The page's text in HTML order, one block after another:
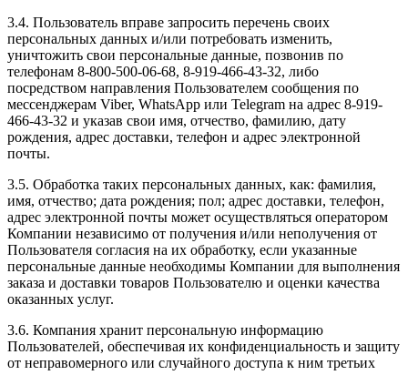
3.4. Пользователь вправе запросить перечень своих
персональных данных и/или потребовать изменить,
уничтожить свои персональные данные, позвонив по
телефонам 8-800-500-06-68, 8-919-466-43-32, либо
посредством направления Пользователем сообщения по
мессенджерам Viber, WhatsApp или Telegram на адрес 8-919-
466-43-32 и указав свои имя, отчество, фамилию, дату
рождения, адрес доставки, телефон и адрес электронной
почты.
3.5. Обработка таких персональных данных, как: фамилия,
имя, отчество; дата рождения; пол; адрес доставки, телефон,
адрес электронной почты может осуществляться оператором
Компании независимо от получения и/или неполучения от
Пользователя согласия на их обработку, если указанные
персональные данные необходимы Компании для выполнения
заказа и доставки товаров Пользователю и оценки качества
оказанных услуг.
3.6. Компания хранит персональную информацию
Пользователей, обеспечивая их конфиденциальность и защиту
от неправомерного или случайного доступа к ним третьих